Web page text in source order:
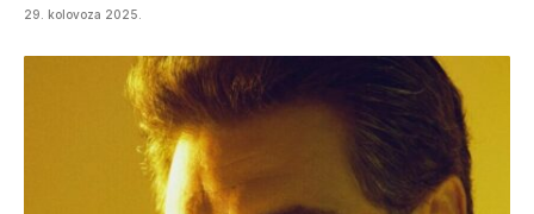
29. kolovoza 2025.